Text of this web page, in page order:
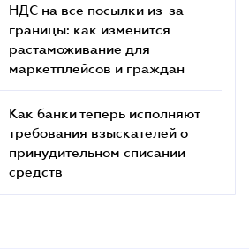
НДС на все посылки из-за
границы: как изменится
растаможивание для
маркетплейсов и граждан
Как банки теперь исполняют
требования взыскателей о
принудительном списании
средств